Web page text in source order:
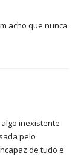
acho que nunca
inexistente
pelo
de tudo e